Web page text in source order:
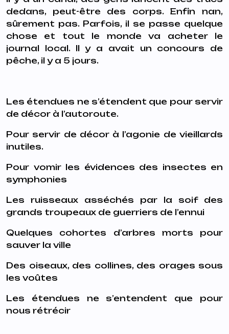
dedans, peut-être des corps. Enfin nan,
sûrement pas. Parfois, il se passe quelque
chose et tout le monde va acheter le
journal local. Il y a avait un concours de
pêche, il y a 5 jours.
Les étendues ne s’étendent que pour servir
de décor à l’autoroute.
Pour servir de décor à l’agonie de vieillards
inutiles.
Pour vomir les évidences des insectes en
symphonies
Les ruisseaux asséchés par la soif des
grands troupeaux de guerriers de l’ennui
Quelques cohortes d’arbres morts pour
sauver la ville
Des oiseaux, des collines, des orages sous
les voûtes
Les étendues ne s’entendent que pour
nous rétrécir